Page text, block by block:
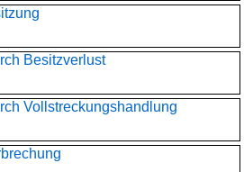
Besitzverlust
Vollstreckungshandlung